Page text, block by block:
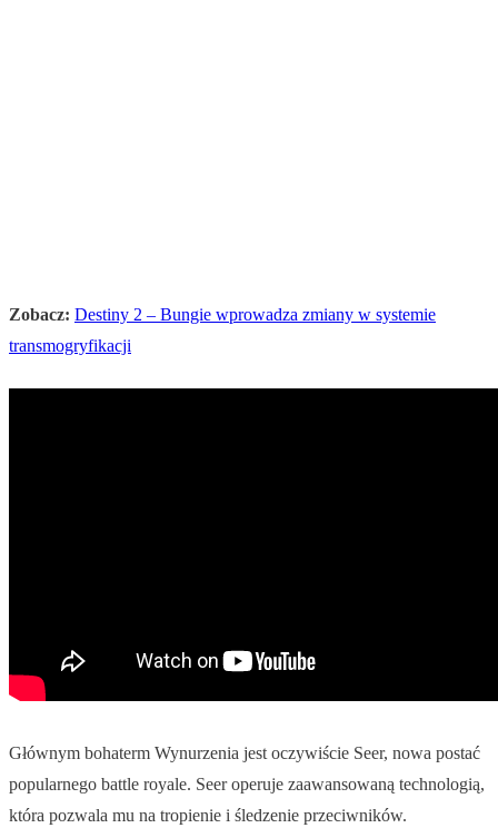
Zobacz: Destiny 2 – Bungie wprowadza zmiany w systemie
transmogryfikacji
Głównym bohaterm Wynurzenia jest oczywiście Seer, nowa postać
popularnego battle royale. Seer operuje zaawansowaną technologią,
która pozwala mu na tropienie i śledzenie przeciwników.